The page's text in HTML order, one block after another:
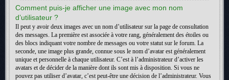
Comment puis-je afficher une image avec mon nom
d’utilisateur ?
Il peut y avoir deux images avec un nom d’utilisateur sur la page de consultation
des messages. La première est associée à votre rang, généralement des étoiles ou
des blocs indiquant votre nombre de messages ou votre statut sur le forum. La
seconde, une image plus grande, connue sous le nom d’avatar est généralement
unique et personnelle à chaque utilisateur. C’est à l’administrateur d’activer les
avatars et de décider de la manière dont ils sont mis à disposition. Si vous ne
pouvez pas utiliser d’avatar, c’est peut-être une décision de l’administrateur. Vous